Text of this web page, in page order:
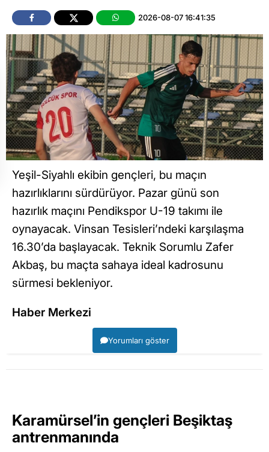
2026-08-07 16:41:35
Yeşil-Siyahlı ekibin gençleri, bu maçın
hazırlıklarını sürdürüyor. Pazar günü son
hazırlık maçını Pendikspor U-19 takımı ile
oynayacak. Vinsan Tesisleri’ndeki karşılaşma
16.30’da başlayacak. Teknik Sorumlu Zafer
Akbaş, bu maçta sahaya ideal kadrosunu
sürmesi bekleniyor.
Haber Merkezi
Yorumları göster
Karamürsel’in gençleri Beşiktaş
antrenmanında